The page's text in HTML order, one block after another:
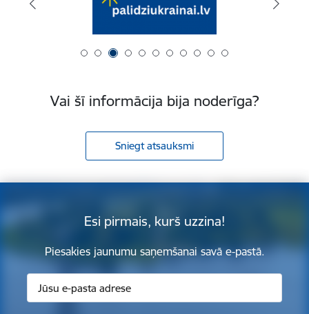
Vai šī informācija bija noderīga?
Sniegt atsauksmi
Esi pirmais, kurš uzzina!
Piesakies jaunumu saņemšanai savā e-pastā.